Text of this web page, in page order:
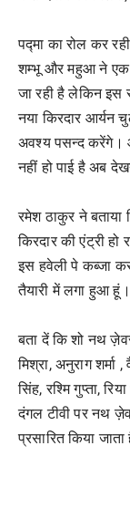
पद्मा का रोल कर
शम्भू और महुआ ने एक
जा रही है लेकिन इस
नया किरदार आर्यन
अवश्य पसन्द करेंगे।
नहीं हो पाई है अब
रमेश ठाकुर ने
किरदार की एंट्री
इस हवेली पे कब्जा
तैयारी में लगा हुआ हूं।
बता दें कि शो नथ
मिश्रा, अनुराग शर्मा
सिंह, रश्मि गुप्ता,
दंगल टीवी पर नथ
प्रसारित किया जाता